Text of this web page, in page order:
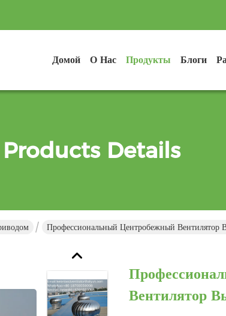
Домой О Нас Продукты Блоги
Products Details
Профессиональный Центробежный Вентилятор
Вентилятор